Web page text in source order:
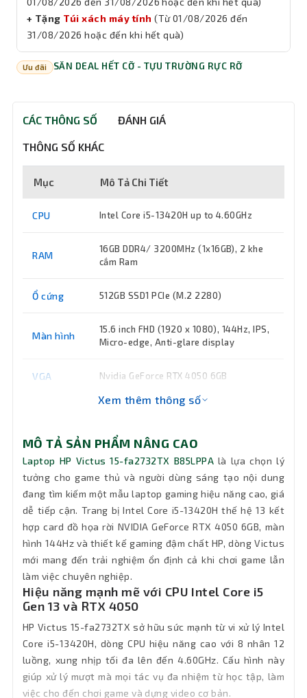
+ Tặng Túi xách máy tính (Từ 01/08/2026 đến
31/08/2026 hoặc đến khi hết quà)
Ưu đãi SĂN DEAL HẾT CỠ - TỰU TRƯỜNG RỰC RỠ
CÁC THÔNG SỐ ĐÁNH GIÁ
THÔNG SỐ KHÁC
Mục Mô Tả Chi Tiết
CPU Intel Core i5-13420H up to 4.60GHz
RAM
16GB DDR4/ 3200MHz (1x16GB), 2 khe
cắm Ram
Ổ cứng 512GB SSD1 PCIe (M.2 2280)
Màn hình
15.6 inch FHD (1920 x 1080), 144Hz, IPS,
Micro-edge, Anti-glare display
VGA Nvidia GeForce RTX 4050 6GB
Ổ đĩa
quang
(DVD)
Không DVD
Pin 4 Cell - 70.07Wh
Keyboard
Full-sized keyboard with numeric
keypad, 6-row, multimedia Fn keys,
backlit keyboard.
Đèn bàn
Có đèn bàn phím
Chất liệu Nhựa
Wifi 802.11 ax
Xem thêm thông số
MÔ TẢ SẢN PHẨM NÂNG CAO
Laptop HP Victus 15-fa2732TX B85LPPA là lựa chọn lý
tưởng cho game thủ và người dùng sáng tạo nội dung
đang tìm kiếm một mẫu laptop gaming hiệu năng cao, giá
dễ tiếp cận. Trang bị Intel Core i5-13420H thế hệ 13 kết
hợp card đồ họa rời NVIDIA GeForce RTX 4050 6GB, màn
hình 144Hz và thiết kế gaming đậm chất HP, dòng Victus
mới mang đến trải nghiệm ổn định cả khi chơi game lẫn
làm việc chuyên nghiệp.
Hiệu năng mạnh mẽ với CPU Intel Core i5
Gen 13 và RTX 4050
HP Victus 15-fa2732TX sở hữu sức mạnh từ vi xử lý Intel
Core i5-13420H, dòng CPU hiệu năng cao với 8 nhân 12
luồng, xung nhịp tối đa lên đến 4.60GHz. Cấu hình này
giúp xử lý mượt mà mọi tác vụ đa nhiệm từ học tập, làm
việc cho đến chơi game và dựng video cơ bản.